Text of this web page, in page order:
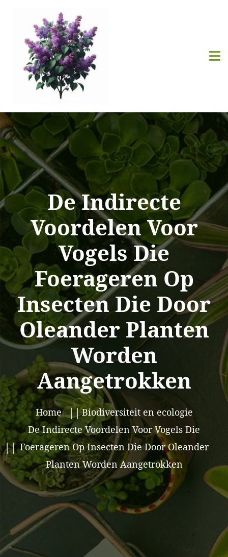
De Indirecte
Voordelen Voor
Vogels Die
Foerageren Op
Insecten Die Door
Oleander Planten
Worden
Aangetrokken
Home
Biodiversiteit en ecologie
De Indirecte Voordelen Voor Vogels Die
Foerageren Op Insecten Die Door Oleander
Planten Worden Aangetrokken